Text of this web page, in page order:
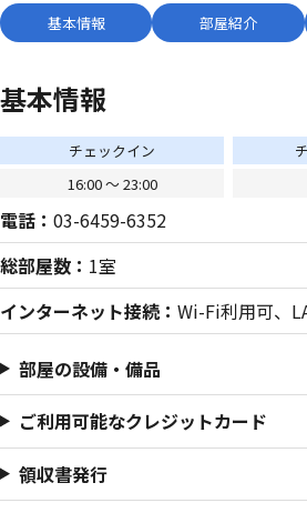
基本情報 部屋紹介
基本情報
チェックイン
16:00 〜 23:00
電話： 03-6459-6352
総部屋数： 1室
インターネット接続： Wi-Fi利用可、
部屋の設備・備品
ご利用可能なクレジットカード
領収書発行